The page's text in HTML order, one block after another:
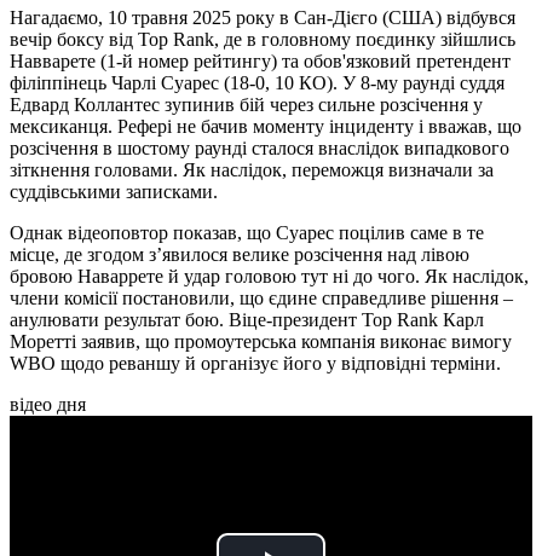
Нагадаємо, 10 травня 2025 року в Сан-Дієго (США) відбувся
вечір боксу від Top Rank, де в головному поєдинку зійшлись
Навварете (1-й номер рейтингу) та обов'язковий претендент
філіппінець Чарлі Суарес (18-0, 10 КО). У 8-му раунді суддя
Едвард Коллантес зупинив бій через сильне розсічення у
мексиканця. Рефері не бачив моменту інциденту і вважав, що
розсічення в шостому раунді сталося внаслідок випадкового
зіткнення головами. Як наслідок, переможця визначали за
суддівськими записками.
Однак відеоповтор показав, що Суарес поцілив саме в те
місце, де згодом з’явилося велике розсічення над лівою
бровою Наваррете й удар головою тут ні до чого. Як наслідок,
члени комісії постановили, що єдине справедливе рішення –
анулювати результат бою. Віце-президент Top Rank Карл
Моретті заявив, що промоутерська компанія виконає вимогу
WBO щодо реваншу й організує його у відповідні терміни.
відео дня